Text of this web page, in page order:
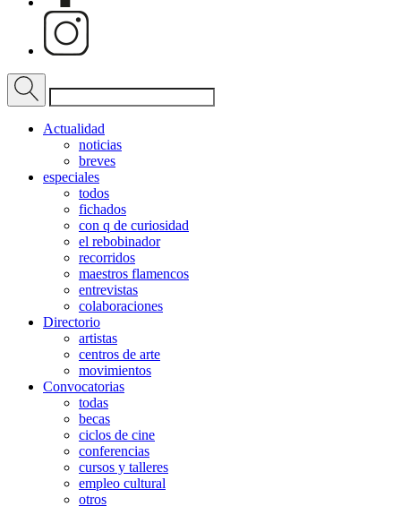
Actualidad
noticias
breves
especiales
todos
fichados
con q de curiosidad
el rebobinador
recorridos
maestros flamencos
entrevistas
colaboraciones
Directorio
artistas
centros de arte
movimientos
Convocatorias
todas
becas
ciclos de cine
conferencias
cursos y talleres
empleo cultural
otros